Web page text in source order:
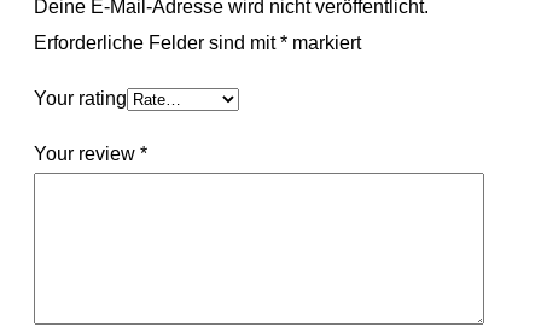
Deine E-Mail-Adresse wird nicht veröffentlicht.
Erforderliche Felder sind mit* markiert
Your rating
Your review *